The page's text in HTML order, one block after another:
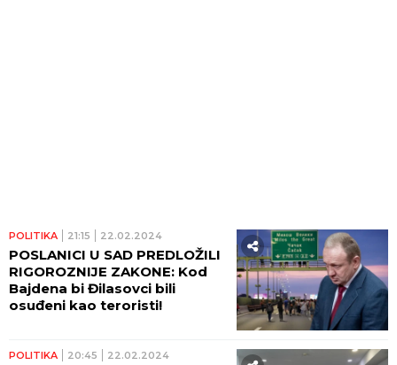
POLITIKA 21:15 22.02.2024
POSLANICI U SAD PREDLOŽILI
RIGOROZNIJE ZAKONE: Kod
Bajdena bi Đilasovci bili
osuđeni kao teroristi!
POLITIKA 20:45 22.02.2024